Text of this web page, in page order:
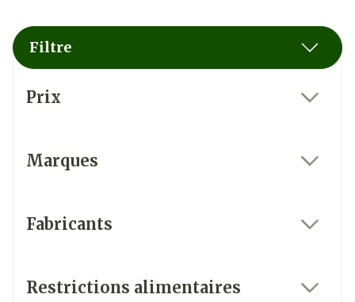
Filtre
Prix
Marques
Fabricants
Restrictions alimentaires